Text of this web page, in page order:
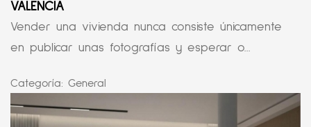
VALENCIA
Vender una vivienda nunca consiste únicamente
en publicar unas fotografías y esperar o...
Categoría: General